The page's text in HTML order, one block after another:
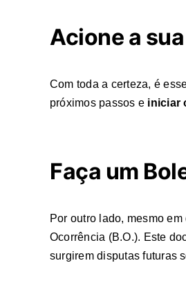
Acione a
Com toda a certeza, é
próximos passos e iniciar
Faça um
Por outro lado, mesmo
Ocorrência (B.O.). Este
surgirem disputas futuras